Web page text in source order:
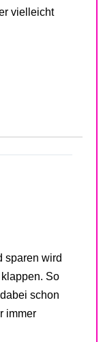
vielleicht
sparen wird
So
schon
immer